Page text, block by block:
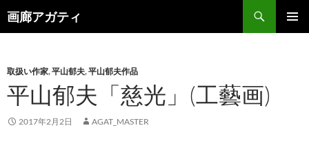
画廊アガティ
索
ン
ツ
へ
キ
取扱い作家,平山郁夫,平山郁夫作品
平山郁夫「慈光」(工藝画)
2017年2月2日 AGAT_MASTER